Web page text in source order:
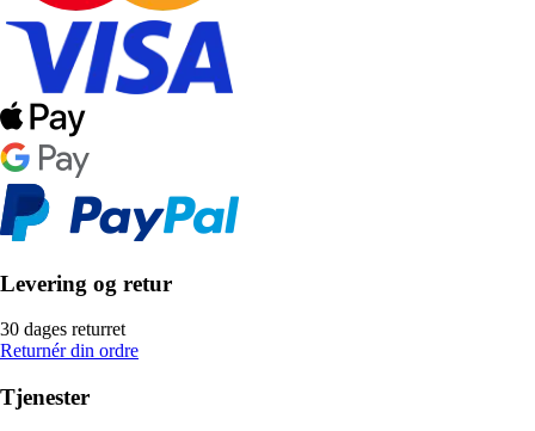
Levering og retur
30 dages returret
Returnér din ordre
Tjenester